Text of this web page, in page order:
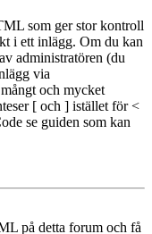
som ger stor kontroll
i ett inlägg. Om du kan
administratören (du
via
och mycket
[ och ] istället för <
se guiden som kan
på detta forum och få